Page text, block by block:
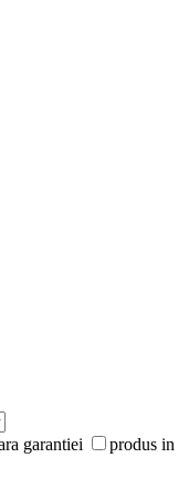
garantiei
produs in